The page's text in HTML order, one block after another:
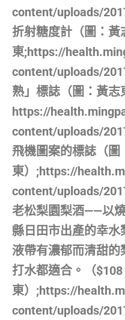
content/uploads/
折射糖度計（圖：黃
東;https://
content/uploads/
熟」標誌（圖：黃志
https://
content/uploads/
飛機圖案的標誌（圖
東）;https://
content/uploads/
老松梨園梨酒——以
縣日田市出產的幸
液帶有濃郁而清甜
打水都適合。（
東）;https://
content/uploads/